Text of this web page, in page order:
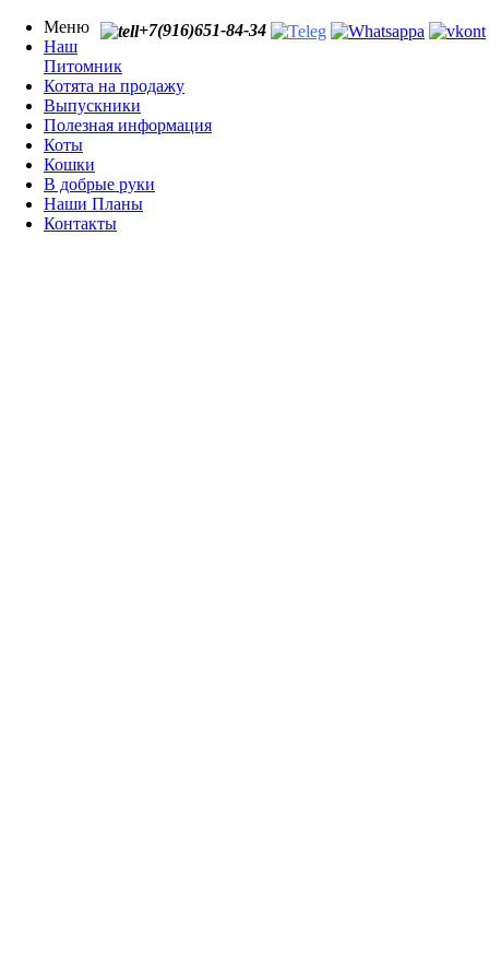
+7(916)651-84-34
Меню
Наш
Питомник
Котята на продажу
Выпускники
Полезная информация
Коты
Кошки
В добрые руки
Наши Планы
Контакты